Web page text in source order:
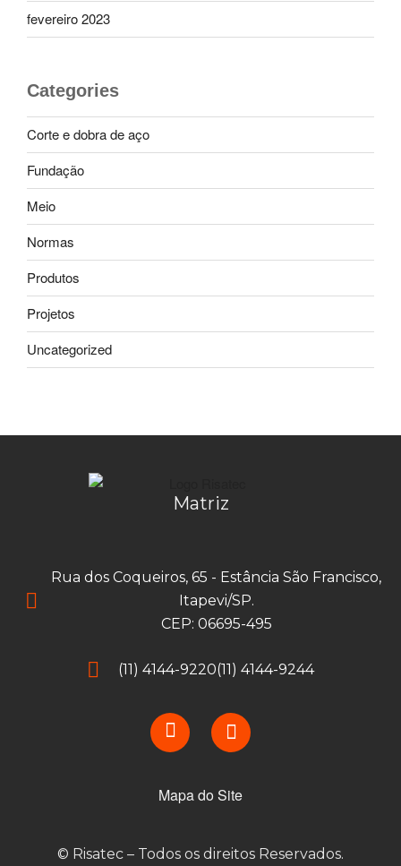
fevereiro 2023
Categories
Corte e dobra de aço
Fundação
Meio
Normas
Produtos
Projetos
Uncategorized
Matriz
Rua dos Coqueiros, 65 - Estância São Francisco,
Itapevi/SP.
CEP: 06695-495
(11) 4144-9220(11) 4144-9244
Mapa do Site
© Risatec – Todos os direitos Reservados.